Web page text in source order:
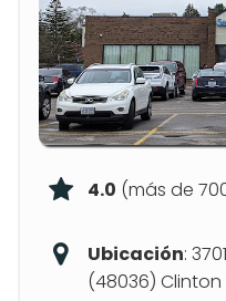
4.0 (más de
Ubicación:
(48036) Clinton